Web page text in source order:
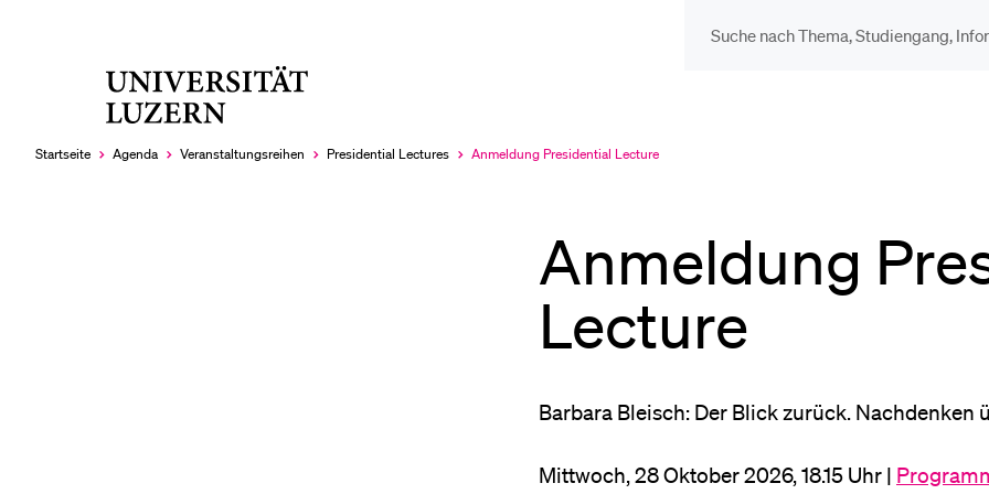
Startseite Agenda Veranstaltungsreihen Presidential Lectures
Aktuell
Anmeldung Presidential Lecture
Anmeldung
Lecture
Barbara Bleisch: Der Blick zurück. Nachdenken
Mittwoch, 28 Oktober 2026, 18.15 Uhr |
LETZTE SUCHEN
Schulklassen und
Studien­interessierte